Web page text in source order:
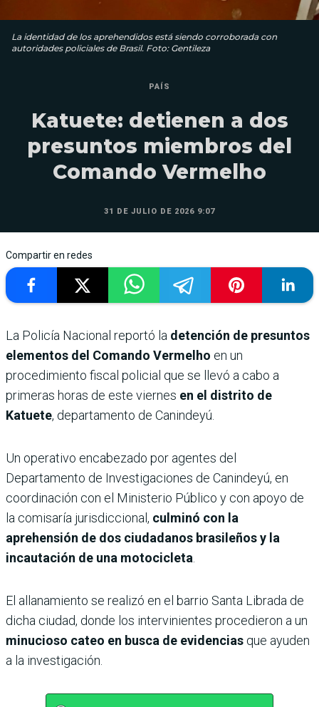
La identidad de los aprehendidos está siendo corroborada con
autoridades policiales de Brasil. Foto: Gentileza
PAÍS
Katuete: detienen a dos
presuntos miembros del
Comando Vermelho
31 DE JULIO DE 2026 9:07
Compartir en redes
La Policía Nacional reportó la detención de presuntos
elementos del Comando Vermelho en un
procedimiento fiscal policial que se llevó a cabo a
primeras horas de este viernes en el distrito de
Katuete, departamento de Canindeyú.
Un operativo encabezado por agentes del
Departamento de Investigaciones de Canindeyú, en
coordinación con el Ministerio Público y con apoyo de
la comisaría jurisdiccional, culminó con la
aprehensión de dos ciudadanos brasileños y la
incautación de una motocicleta
El allanamiento se realizó en el barrio Santa Librada de
dicha ciudad, donde los intervinientes procedieron a un
minucioso cateo en busca de evidencias que ayuden
a la investigación.